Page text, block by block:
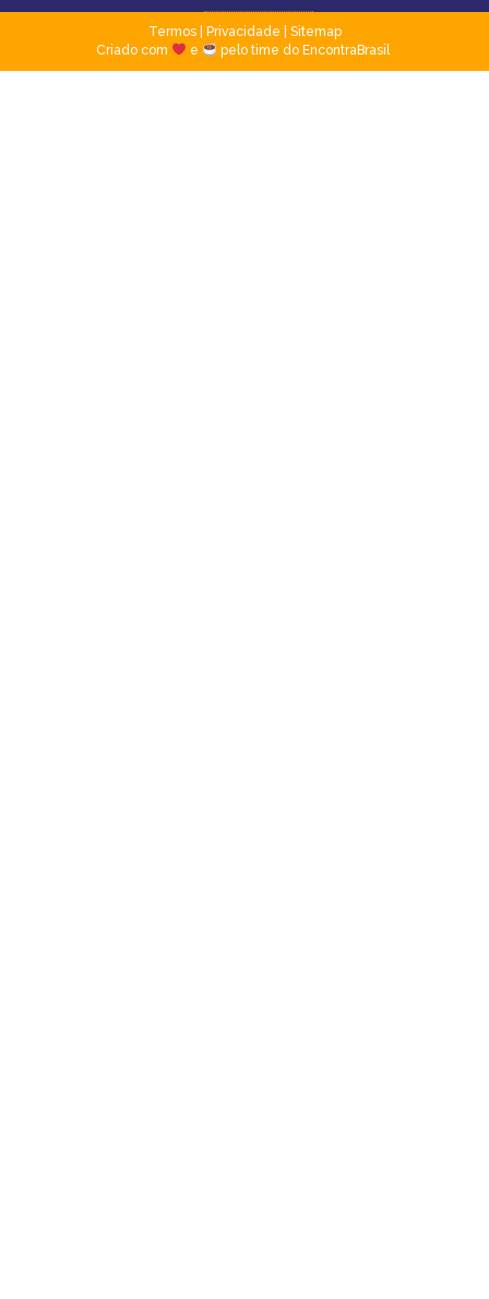
Termos| Privacidade
Sitemap
Criado com
e pelo time do EncontraBrasil